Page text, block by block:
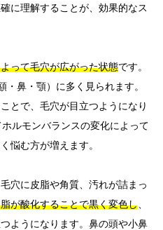
に理解することが、効果的なス
って毛穴が広がった状態です。
鼻・顎）に多く見られます。
とで、毛穴が目立つようになり
ルモンバランスの変化によって
悩む方が増えます。
穴に皮脂や角質、汚れが詰まっ
が酸化することで黒く変色し
ようになります。鼻の頭や小鼻